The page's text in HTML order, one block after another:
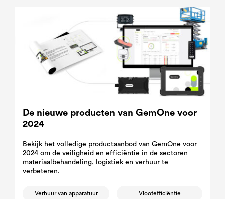
De nieuwe producten van GemOne voor
2024
Bekijk het volledige productaanbod van GemOne voor
2024 om de veiligheid en efficiëntie in de sectoren
materiaalbehandeling, logistiek en verhuur te
verbeteren.
Verhuur van apparatuur Vlootefficiëntie